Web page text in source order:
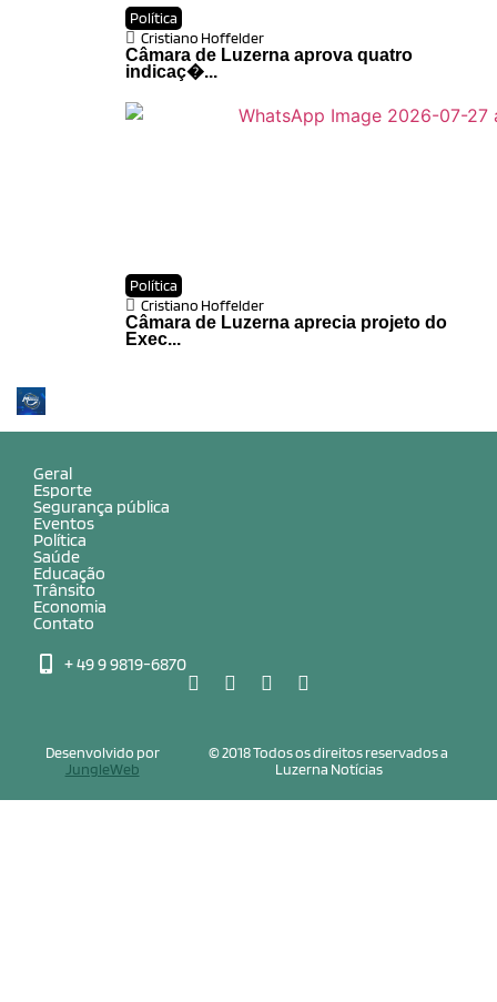
Política
Cristiano Hoffelder
Câmara de Luzerna aprova quatro
indicaç�...
Política
Cristiano Hoffelder
Câmara de Luzerna aprecia projeto do
Exec...
Geral
Esporte
Segurança pública
Eventos
Política
Saúde
Educação
Trânsito
Economia
Contato
+ 49 9 9819-6870
© 2018 Todos os direitos reservados a
Luzerna Notícias
Desenvolvido por
JungleWeb